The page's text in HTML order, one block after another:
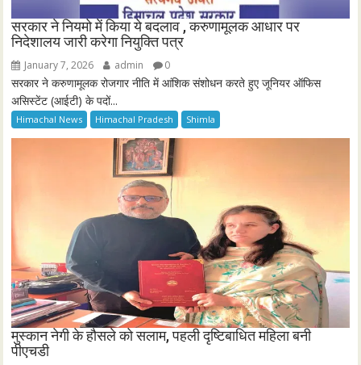
सरकार ने नियमो में किया ये बदलाव , करुणामूलक आधार पर
निदेशालय जारी करेगा नियुक्ति पत्र
January 7, 2026 admin 0
सरकार ने करुणामूलक रोजगार नीति में आंशिक संशोधन करते हुए जूनियर ऑफिस
असिस्टेंट (आईटी) के पदों...
Himachal News Himachal Pradesh Shimla
मुस्कान नेगी के हौसले को सलाम, पहली दृष्टिबाधित महिला बनी
पीएचडी